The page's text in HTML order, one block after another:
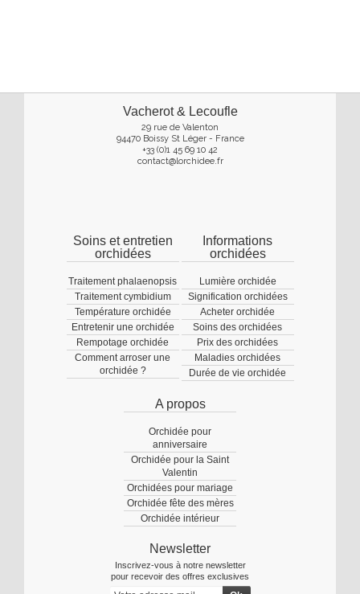
Vacherot & Lecoufle
29 rue de Valenton
94470 Boissy St Léger - France
+33 (0)1 45 69 10 42
contact@lorchidee.fr
Soins et entretien
orchidées
Traitement phalaenopsis
Traitement cymbidium
Température orchidée
Entretenir une orchidée
Rempotage orchidée
Comment arroser une
orchidée ?
Informations
orchidées
Lumière orchidée
Signification orchidées
Acheter orchidée
Soins des orchidées
Prix des orchidées
Maladies orchidées
Durée de vie orchidée
A propos
Orchidée pour
anniversaire
Orchidée pour la Saint
Valentin
Orchidées pour mariage
Orchidée fête des mères
Orchidée intérieur
Newsletter
Inscrivez-vous à notre newsletter
pour recevoir des offres exclusives